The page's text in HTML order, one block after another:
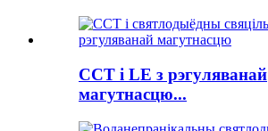
CCT і LE з рэгуляванай
магутнасцю...